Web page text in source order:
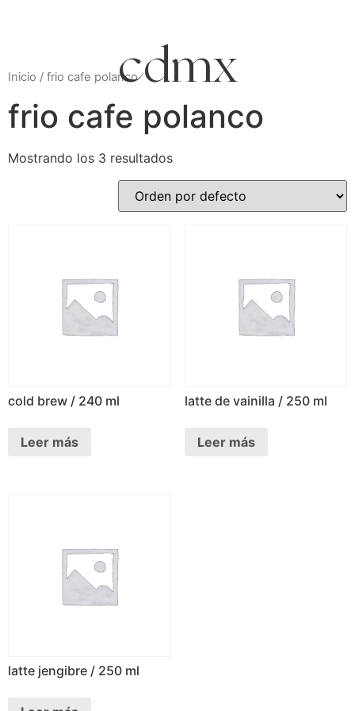
niddo
Inicio / frio cafe polanco
frio cafe polanco
Mostrando los 3 resultados
cold brew / 240 ml
Leer más
latte de vainilla / 250 ml
Leer más
latte jengibre / 250 ml